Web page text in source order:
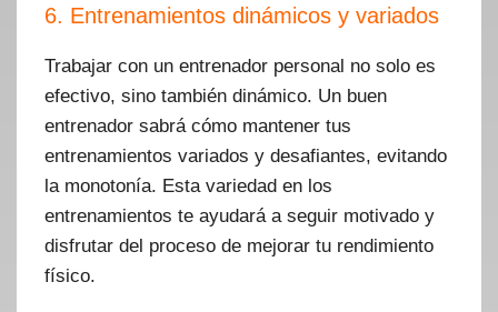
6. Entrenamientos dinámicos y variados
Trabajar con un entrenador personal no solo es
efectivo, sino también dinámico. Un buen
entrenador sabrá cómo mantener tus
entrenamientos variados y desafiantes, evitando
la monotonía. Esta variedad en los
entrenamientos te ayudará a seguir motivado y
disfrutar del proceso de mejorar tu rendimiento
físico.